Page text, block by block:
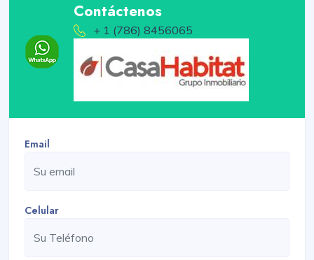
Contáctenos
+ 1 (786) 8456065
Email
Celular